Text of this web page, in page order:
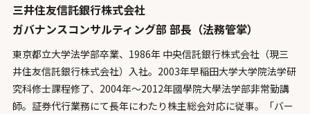
三井住友信託銀行株式会社
ガバナンスコンサルティング部 部長（法務管掌）
東京都立大学法学部卒業、1986年 中央信託銀行株式会社（現三
井住友信託銀行株式会社）入社。2003年早稲田大学大学院法学研
究科修士課程修了、2004年〜2012年國學院大學法学部非常勤講
師。 証券代行業務にて長年にわたり株主総会対応に従事。「バー